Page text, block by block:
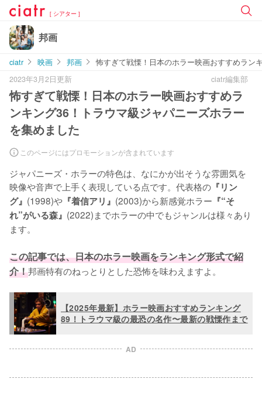
[ シアター ]
邦画
ciatr 映画 邦画
怖すぎて戦慄！日本のホラー映画おすすめラン
2023年3月2日更新
ciatr編集部
怖すぎて戦慄！日本のホラー映画おすすめラ
ンキング36！トラウマ級ジャパニーズホラー
を集めました
このページにはプロモーションが含まれています
ジャパニーズ・ホラーの特色は、なにかが出そうな雰囲気を
映像や音声で上手く表現している点です。代表格の 『リン
グ』 (1998)や 『着信アリ』 (2003)から新感覚ホラー 『“そ
れ”がいる森』 (2022)までホラーの中でもジャンルは様々あり
ます。
この記事では、日本のホラー映画をランキング形式で紹
介！邦画特有のねっとりとした恐怖を味わえますよ。
【2025年最新】ホラー映画おすすめランキング
89！トラウマ級の最恐の名作〜最新の戦慄作まで
AD